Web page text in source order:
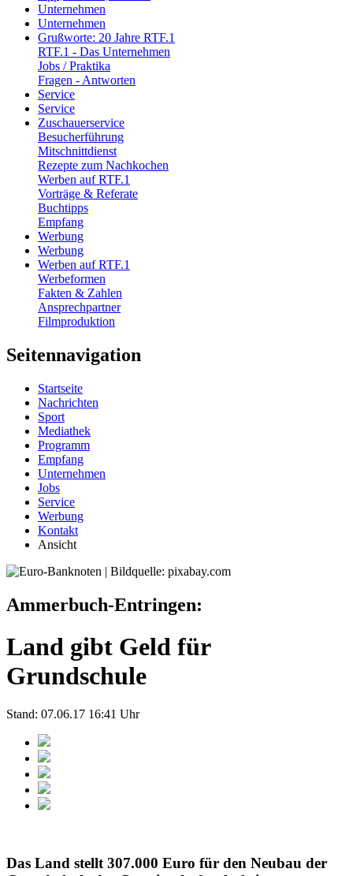
Unternehmen
Unternehmen
Grußworte: 20 Jahre RTF.1
RTF.1 - Das Unternehmen
Jobs / Praktika
Fragen - Antworten
Service
Service
Zuschauerservice
Besucherführung
Mitschnittdienst
Rezepte zum Nachkochen
Werben auf RTF.1
Vorträge & Referate
Buchtipps
Empfang
Werbung
Werbung
Werben auf RTF.1
Werbeformen
Fakten & Zahlen
Ansprechpartner
Filmproduktion
Seitennavigation
Startseite
Nachrichten
Sport
Mediathek
Programm
Empfang
Unternehmen
Jobs
Service
Werbung
Kontakt
Ansicht
Ammerbuch-Entringen:
Land gibt Geld für
Grundschule
Stand: 07.06.17 16:41 Uhr
Das Land stellt 307.000 Euro für den Neubau der